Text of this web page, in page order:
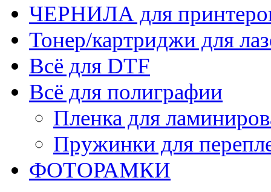
ЧЕРНИЛА для
Тонер/картриджи для
Всё для DTF
Всё для полиграфии
Пленка для
Пружинки для
ФОТОРАМКИ